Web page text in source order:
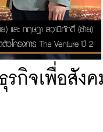
รกิจเพื่อสังค